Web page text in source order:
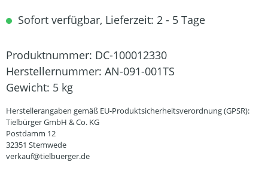
Sofort verfügbar, Lieferzeit: 2 - 5 Tage
Produktnummer: DC-100012330
Herstellernummer: AN-091-001TS
Gewicht: 5 kg
Herstellerangaben gemäß EU-Produktsicherheitsverordnung (GPSR):
Tielbürger GmbH & Co. KG
Postdamm 12
32351 Stemwede
verkauf@tielbuerger.de